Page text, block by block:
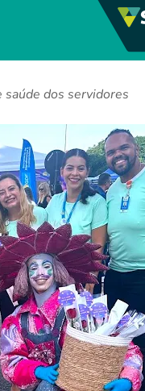
saúde dos servidores